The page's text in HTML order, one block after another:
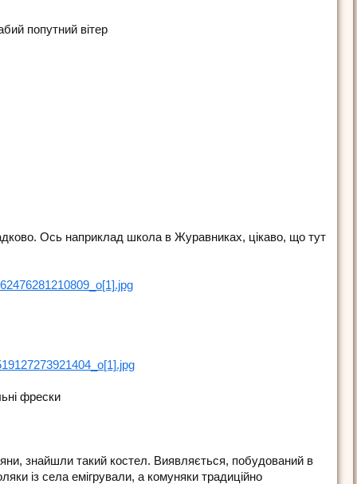
попутний вітер
Ось наприклад школа в Журавниках, цікаво, що тут
фрески
знайшли такий костел. Виявляється, побудований в
із села емігрували, а комуняки традиційно